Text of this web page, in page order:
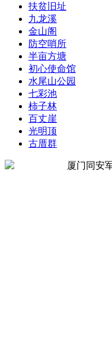
扶贫旧址
九龙溪
金山阁
防空哨所
半亩方塘
初心使命馆
水尾山公园
七彩池
柿子林
百丈崖
光明顶
古厝群